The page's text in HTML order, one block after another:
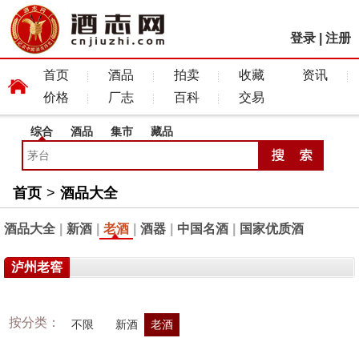
登录 注册
首页 酒品 拍卖 收藏
资讯
价格
厂志 百科 交易
综合 酒品 集市 藏品
首页 > 酒品大全
酒品大全 新酒 老酒 酒器 中国名酒 国家优质酒
泸州老窖
按分类： 不限 新酒 老酒